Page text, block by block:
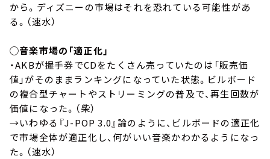
から。ディズニーの市場はそれを恐れている可能性があ
る。（速水）
◯音楽市場の「適正化」
・AKBが握手券でCDをたくさん売っていたのは「販売価
値」がそのままランキングになっていた状態。ビルボード
の複合型チャートやストリーミングの普及で、再生回数が
価値になった。（柴）
→いわゆる『J-POP 3.0』論のように、ビルボードの適正化
で市場全体が適正化し、何がいい音楽かわかるようになっ
た。（速水）